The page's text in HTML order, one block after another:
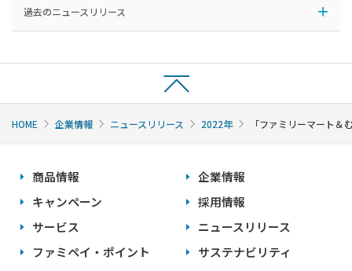
過去のニュースリリース
HOME 企業情報 ニュースリリース 2022年 「ファミリーマート
商品情報
キャンペーン
サービス
ファミペイ・ポイント
企業情報
採用情報
ニュースリリース
サステナビリティ